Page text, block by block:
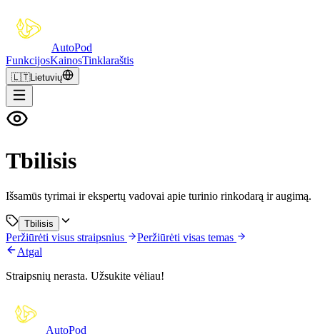
AutoPod
FunkcijosKainosTinklaraštis
🇱🇹Lietuvių
Tbilisis
Išsamūs tyrimai ir ekspertų vadovai apie turinio rinkodarą ir augimą.
Tbilisis
Peržiūrėti visus straipsnius
Peržiūrėti visas temas
Atgal
Straipsnių nerasta. Užsukite vėliau!
AutoPod